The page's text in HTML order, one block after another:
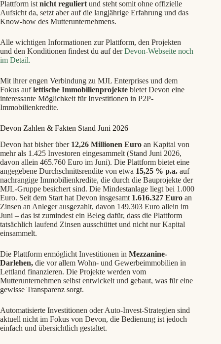
Plattform ist nicht reguliert und steht somit ohne offizielle
Aufsicht da, setzt aber auf die langjährige Erfahrung und das
Know-how des Mutterunternehmens.
Alle wichtigen Informationen zur Plattform, den Projekten
und den Konditionen findest du auf derDevon-Webseite noch
im Detail.
Mit ihrer engen Verbindung zu MJL Enterprises und dem
Fokus auflettische Immobilienprojekte bietet Devon eine
interessante Möglichkeit für Investitionen in P2P-
Immobilienkredite.
Devon Zahlen & Fakten Stand Juni 2026
Devon hat bisher über 12,26 Millionen Euro an Kapital von
mehr als 1.425 Investoren eingesammelt (Stand Juni 2026,
davon allein 465.760 Euro im Juni). Die Plattform bietet eine
angegebene Durchschnittsrendite von etwa 15,25 % p.a. auf
nachrangige Immobilienkredite, die durch die Bauprojekte der
MJL-Gruppe besichert sind. Die Mindestanlage liegt bei 1.000
Euro. Seit dem Start hat Devon insgesamt 1.616.327 Euro an
Zinsen an Anleger ausgezahlt, davon 149.303 Euro allein im
Juni – das ist zumindest ein Beleg dafür, dass die Plattform
tatsächlich laufend Zinsen ausschüttet und nicht nur Kapital
einsammelt.
Die Plattform ermöglicht Investitionen in Mezzanine-
Darlehen, die vor allem Wohn- und Gewerbeimmobilien in
Lettland finanzieren. Die Projekte werden vom
Mutterunternehmen selbst entwickelt und gebaut, was für eine
gewisse Transparenz sorgt.
Automatisierte Investitionen oder Auto-Invest-Strategien sind
aktuell nicht im Fokus von Devon, die Bedienung ist jedoch
einfach und übersichtlich gestaltet.